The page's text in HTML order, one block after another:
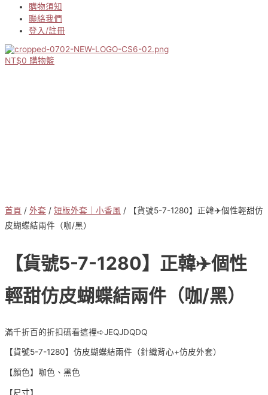
購物須知
聯絡我們
登入/註冊
NT$0 購物籃
首頁 / 外套 / 短版外套｜小香風 / 【貨號5-7-1280】正韓✈️個性輕甜仿
皮蝴蝶結兩件（咖/黑）
【貨號5-7-1280】正韓✈️個性
輕甜仿皮蝴蝶結兩件（咖/黑）
滿千折百的折扣碼看這裡➪JEQJDQDQ
【貨號5-7-1280】仿皮蝴蝶結兩件（針織背心+仿皮外套）
【顏色】咖色、黑色
【尺寸】